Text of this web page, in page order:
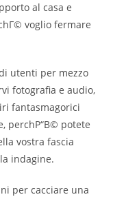
al casa e
voglio fermare
utenti per mezzo
fotografia e audio,
fantasmagorici
perchР“В© potete
vostra fascia
indagine.
per cacciare una